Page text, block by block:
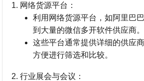
网络货源平台 ：
利用网络货源平台，如阿里巴
到大量的微信多开软件供应商。
这些平台通常提供详细的供应
方便进行筛选和比较。
行业展会与会议 ：